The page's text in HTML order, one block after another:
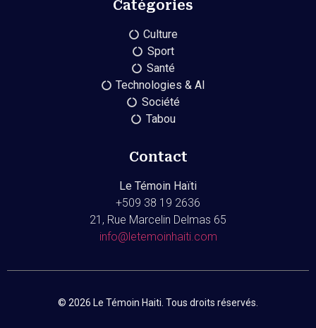
Catégories
Culture
Sport
Santé
Technologies & AI
Société
Tabou
Contact
Le Témoin Haïti
+509 38 19 2636
21, Rue Marcelin Delmas 65
info@letemoinhaiti.com
© 2026 Le Témoin Haiti. Tous droits réservés.